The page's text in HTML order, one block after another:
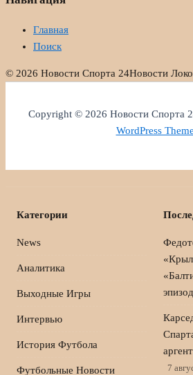
Главная
Поиск
© 2026 Новости Спорта 24Новости
Copyright © 2026 Новости Спорта
WordPress Theme
Категории
News
Аналитика
Выходные Игры
Интервью
История Футбола
Футбольные Новости 7